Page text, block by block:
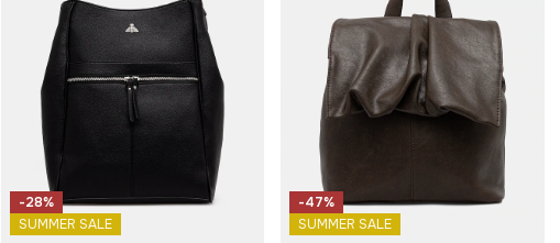
-28%
SUMMER SALE
-47%
SUMMER SALE